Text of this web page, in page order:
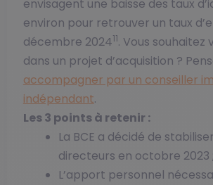
envisagent une baisse des taux
environ pour retrouver un taux
décembre 202411. Vous souhaitez
dans un projet d’acquisition ?
accompagner par un conseiller
indépendant.
Les 3 points à retenir :
La BCE a décidé de
directeurs en octobre 2023 ;
L’apport personnel